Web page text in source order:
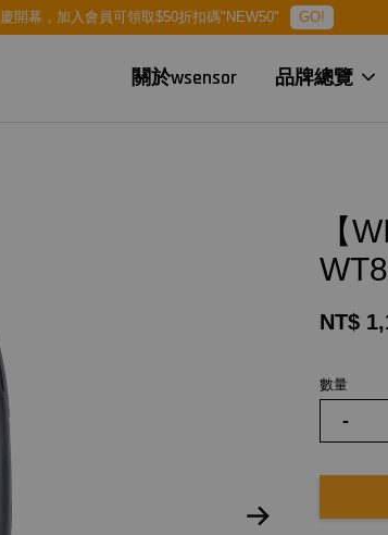
慶開幕，加入會員可領取$50折扣碼"NEW50" GO!
關於wsensor 品牌總覽
【
NT$
數量
-